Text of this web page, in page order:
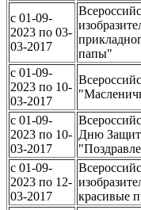
c 01-09-
2023 по 03-
03-2017
папы"
c 01-09-
2023 по 10-
03-2017
c 01-09-
2023 по 10-
03-2017
Дню
c 01-09-
2023 по 12-
03-2017
красивые